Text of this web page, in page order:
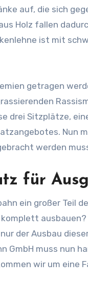
Holz fallen
ist mit
getragen
drei Sitzplätze,
Nun
werden
für
ein großer Teil
ausbauen?
der Ausbau
GmbH muss nun
wir um eine